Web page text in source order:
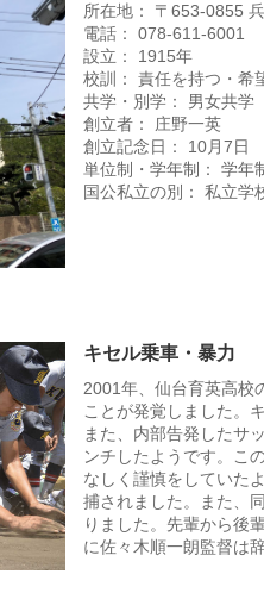
所在地： 〒653-0855
電話： 078-611-6001
設立： 1915年
校訓： 責任を持つ・希
共学・別学： 男女共学
創立者： 庄野一英
創立記念日： 10月7日
単位制・学年制： 学年
国公私立の別： 私立学
キセル乗車・暴力
2001年、仙台育英高校
ことが発覚しました。
また、内部告発したサ
ンチしたようです。こ
なしく謹慎をしていた
捕されました。また、
りました。先輩から後
に佐々木順一朗監督は